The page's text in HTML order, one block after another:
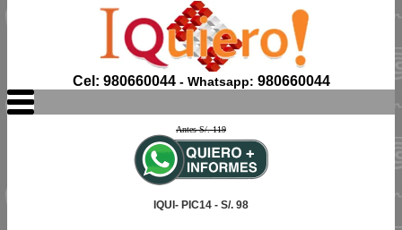
Cel: 980660044- Whatsapp: 980660044
Antes S/. 119
IQUI- PIC14 - S/. 98